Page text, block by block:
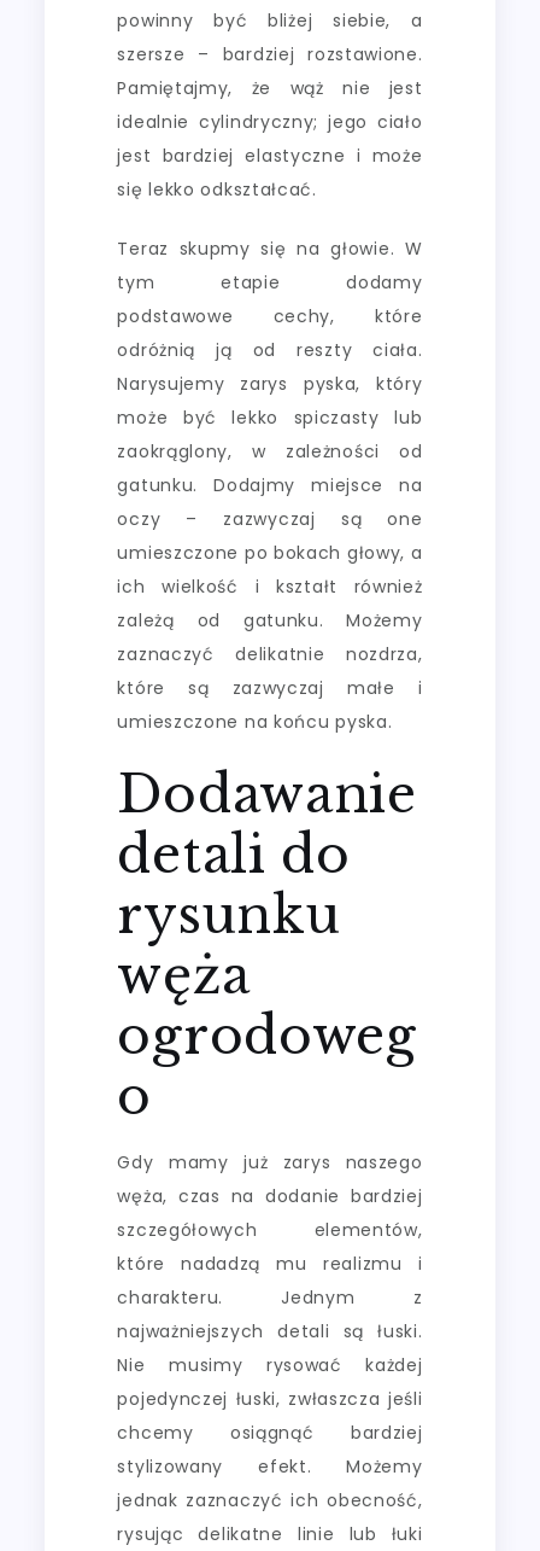
powinny być bliżej siebie, a
szersze – bardziej rozstawione.
Pamiętajmy, że wąż nie jest
idealnie cylindryczny; jego ciało
jest bardziej elastyczne i może
się lekko odkształcać.
Teraz skupmy się na głowie. W
tym etapie dodamy
podstawowe cechy, które
odróżnią ją od reszty ciała.
Narysujemy zarys pyska, który
może być lekko spiczasty lub
zaokrąglony, w zależności od
gatunku. Dodajmy miejsce na
oczy – zazwyczaj są one
umieszczone po bokach głowy, a
ich wielkość i kształt również
zależą od gatunku. Możemy
zaznaczyć delikatnie nozdrza,
które są zazwyczaj małe i
umieszczone na końcu pyska.
Dodawanie
detali do
rysunku
węża
ogrodoweg
o
Gdy mamy już zarys naszego
węża, czas na dodanie bardziej
szczegółowych elementów,
które nadadzą mu realizmu i
charakteru. Jednym z
najważniejszych detali są łuski.
Nie musimy rysować każdej
pojedynczej łuski, zwłaszcza jeśli
chcemy osiągnąć bardziej
stylizowany efekt. Możemy
jednak zaznaczyć ich obecność,
rysując delikatne linie lub łuki